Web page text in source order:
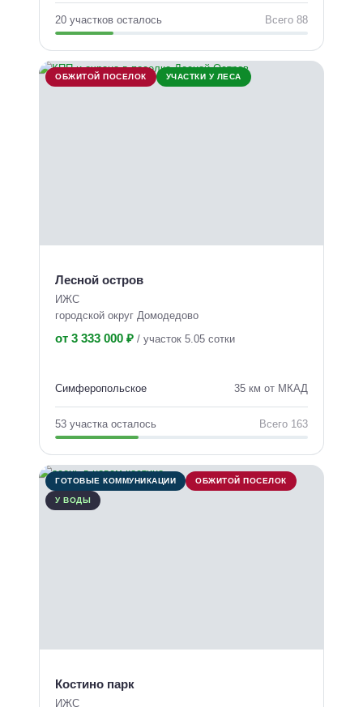
20 участков осталось Всего 88
ОБЖИТОЙ ПОСЕЛОК УЧАСТКИ У ЛЕСА
Лесной остров
ИЖС
городской округ Домодедово
от 3 333 000 ₽ / участок 5.05 сотки
Симферопольское 35 км от МКАД
53 участка осталось Всего 163
ГОТОВЫЕ КОММУНИКАЦИИ ОБЖИТОЙ ПОСЕЛОК
У ВОДЫ
Костино парк
ИЖС